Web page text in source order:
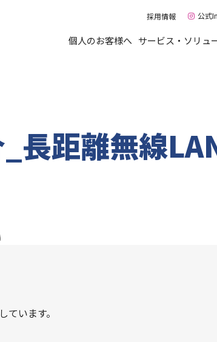
採用情報 公式
個人のお客様へ サービス・ソリュ
メンテナンス
沖縄 防犯
・設備紹介
長距離無線
います。